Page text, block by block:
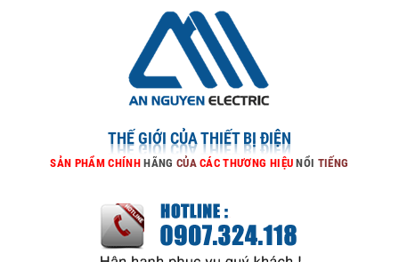
THẾ GIỚI CỦA THIẾT BỊ ĐIỆN
SẢN PHẨM CHÍNH HÃNG CỦA CÁC THƯƠNG HIỆU NỔI TIẾNG